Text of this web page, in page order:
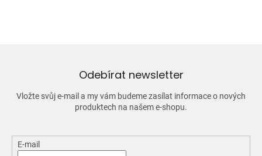
í
p
r
v
k
v
Odebírat newsletter
Vložte svůj e-mail a my vám budeme zasílat informace o nových
produktech na našem e-shopu.
E-mail